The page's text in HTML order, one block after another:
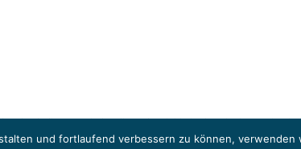
durch die Europäische Klimaschutzinitiative (EUKI). Die EUKI
und fortlaufend verbessern zu können,